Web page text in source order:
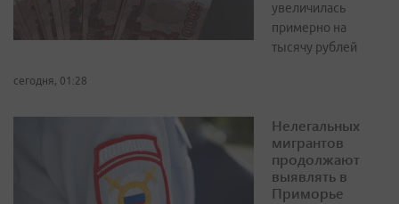
увеличилась
примерно на
тысячу рублей
сегодня, 01:28
Нелегальных
мигрантов
продолжают
выявлять в
Приморье